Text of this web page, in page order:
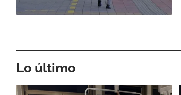
Lo último